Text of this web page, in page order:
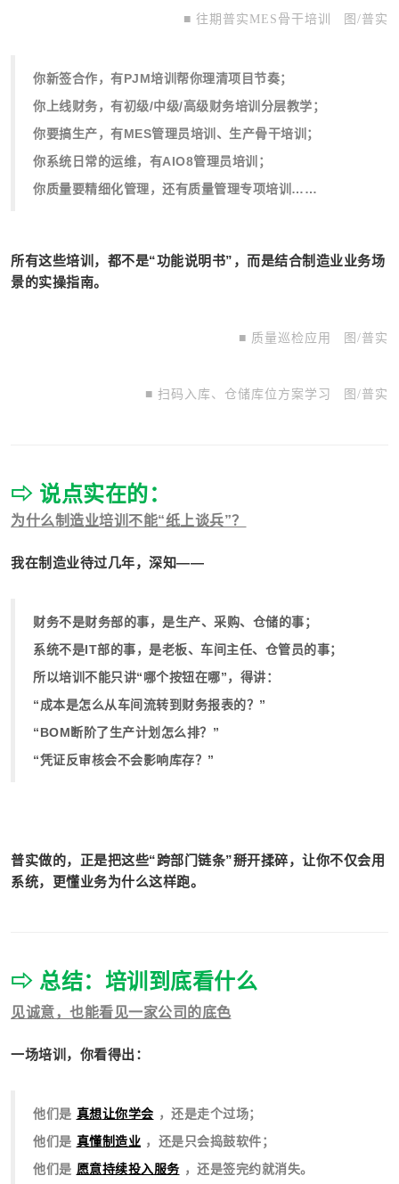
■ 往期普实MES骨干培训 图/普实
你新签合作，有PJM培训帮你理清项目节奏；
你上线财务，有初级/中级/高级财务培训分层教学；
你要搞生产，有MES管理员培训、生产骨干培训；
你系统日常的运维，有AIO8管理员培训；
你质量要精细化管理，还有质量管理专项培训……
所有这些培训，都不是“功能说明书”，而是结合制造业业务场
景的实操指南。
■ 质量巡检应用 图/普实
■ 扫码入库、仓储库位方案学习 图/普实
⇨ 说点实在的：
为什么制造业培训不能“纸上谈兵”？
我在制造业待过几年，深知——
财务不是财务部的事，是生产、采购、仓储的事；
系统不是IT部的事，是老板、车间主任、仓管员的事；
所以培训不能只讲“哪个按钮在哪”，得讲：
“成本是怎么从车间流转到财务报表的？”
“BOM断阶了生产计划怎么排？”
“凭证反审核会不会影响库存？”
普实做的，正是把这些“跨部门链条”掰开揉碎，让你不仅会用
系统，更懂业务为什么这样跑。
⇨ 总结：培训到底看什么
见诚意，也能看见一家公司的底色
一场培训，你看得出：
他们是 真想让你学会 ，还是走个过场；
他们是 真懂制造业 ，还是只会捣鼓软件；
他们是 愿意持续投入服务 ，还是签完约就消失。